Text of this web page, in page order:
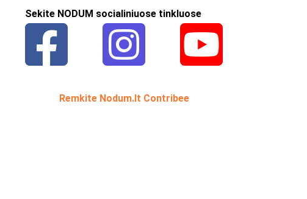
Sekite NODUM socialiniuose tinkluose
Remkite Nodum.lt Contribee